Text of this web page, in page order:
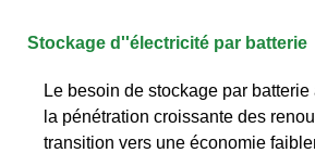
Stockage d''électricité par batterie
Le besoin de stockage par
la pénétration croissante des
transition vers une économie